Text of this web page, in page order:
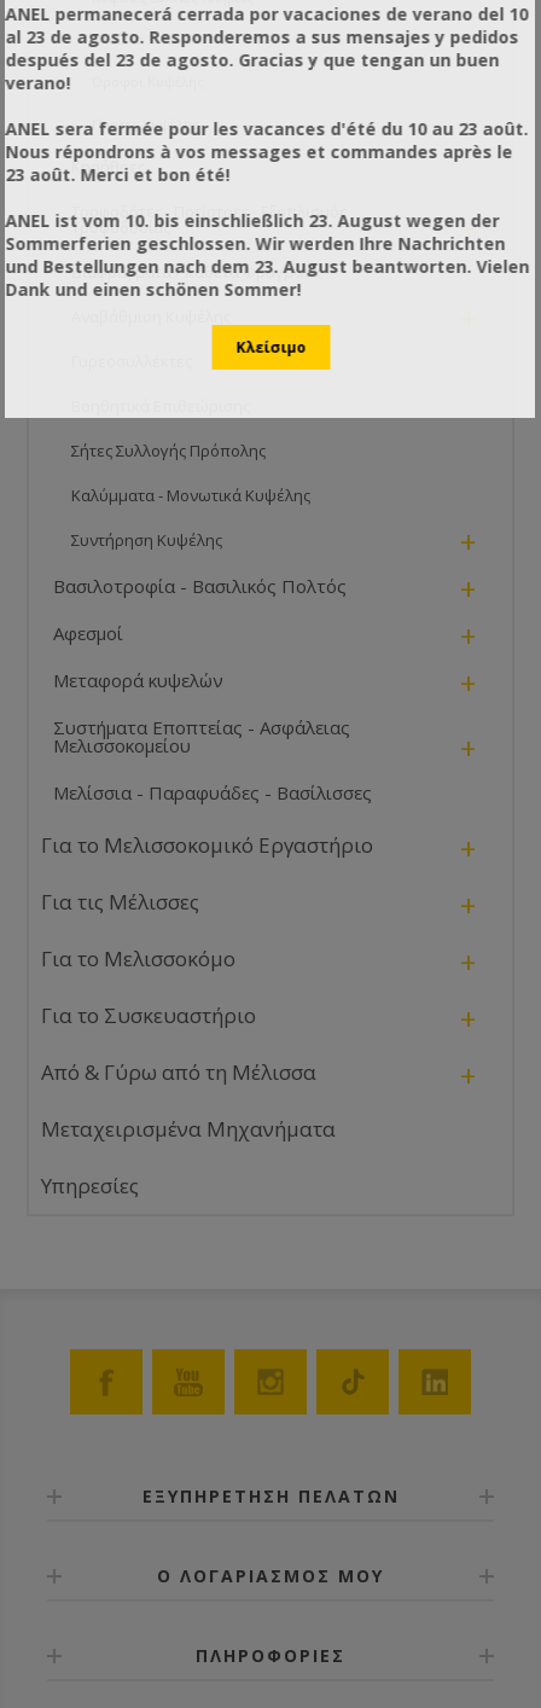
Πλαίσια Ξύλινα
Πόρτες Kυψέλης
Κηρήθρες
Τροφοδότες - Ποτίστρες - Εξοπλισμός
Τροφοδοσίας +
Διαφράγματα / Κάθετα Φράγματα
Σήτες Συλλογής Πρόπολης
Καλύμματα - Μονωτικά Κυψέλης
Συντήρηση Κυψέλης +
Βασιλοτροφία - Βασιλικός Πολτός +
Αφεσμοί +
Μεταφορά κυψελών +
Συστήματα Εποπτείας - Ασφάλειας
Μελισσοκομείου +
Μελίσσια - Παραφυάδες - Βασίλισσες
Για το Μελισσοκομικό Εργαστήριο +
Για τις Μέλισσες +
Για το Μελισσοκόμο +
Για το Συσκευαστήριο +
Από & Γύρω από τη Μέλισσα +
Μεταχειρισμένα Μηχανήματα
Υπηρεσίες
ΕΞΥΠΗΡΕΤΗΣΗ ΠΕΛΑΤΩΝ
Ο ΛΟΓΑΡΙΑΣΜΟΣ ΜΟΥ
ΠΛΗΡΟΦΟΡΙΕΣ
ANEL permanecerá cerrada por vacaciones de verano del 10
al 23 de agosto. Responderemos a sus mensajes y pedidos
después del 23 de agosto. Gracias y que tengan un buen
verano!
ANEL sera fermée pour les vacances d'été du 10 au 23 août.
Nous répondrons à vos messages et commandes après le
23 août. Merci et bon été!
ANEL ist vom 10. bis einschließlich 23. August wegen der
Sommerferien geschlossen. Wir werden Ihre Nachrichten
und Bestellungen nach dem 23. August beantworten. Vielen
Dank und einen schönen Sommer!